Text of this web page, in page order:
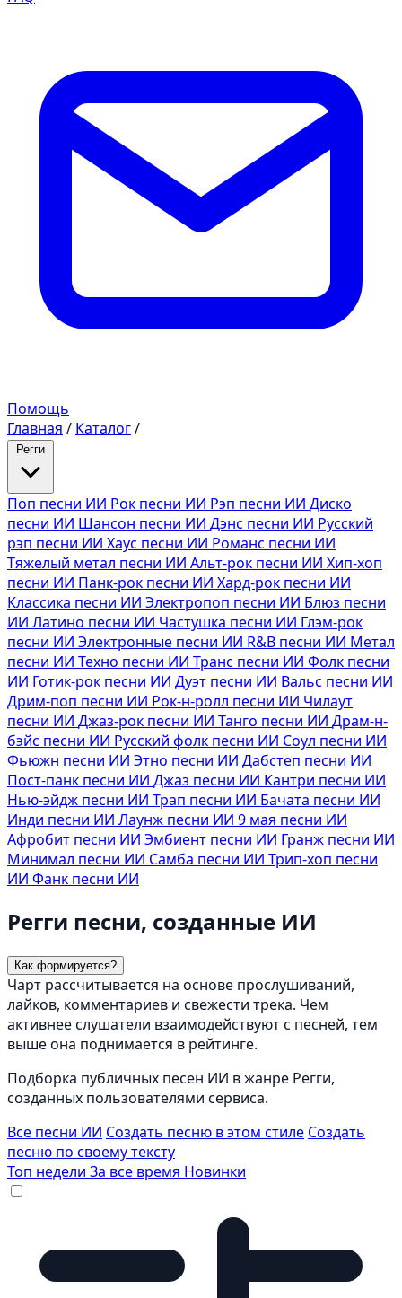
Помощь
Главная / Каталог/
Регги
Поп песни ИИ Рок песни ИИ Рэп песни ИИ Диско
песни ИИ Шансон песни ИИ Дэнс песни ИИ Русский
рэп песни ИИ Хаус песни ИИ Романс песни ИИ
Тяжелый метал песни ИИ Альт-рок песни ИИ Хип-хоп
песни ИИ Панк-рок песни ИИ Хард-рок песни ИИ
Классика песни ИИ Электропоп песни ИИ Блюз песни
ИИ Латино песни ИИ Частушка песни ИИ Глэм-рок
песни ИИ Электронные песни ИИ R&B песни ИИ Метал
песни ИИ Техно песни ИИ Транс песни ИИ Фолк песни
ИИ Готик-рок песни ИИ Дуэт песни ИИ Вальс песни ИИ
Дрим-поп песни ИИ Рок-н-ролл песни ИИ Чилаут
песни ИИ Джаз-рок песни ИИ Танго песни ИИ Драм-н-
бэйс песни ИИ Русский фолк песни ИИ Соул песни ИИ
Фьюжн песни ИИ Этно песни ИИ Дабстеп песни ИИ
Пост-панк песни ИИ Джаз песни ИИ Кантри песни ИИ
Нью-эйдж песни ИИ Трап песни ИИ Бачата песни ИИ
Инди песни ИИ Лаунж песни ИИ 9 мая песни ИИ
Афробит песни ИИ Эмбиент песни ИИ Гранж песни ИИ
Минимал песни ИИ Самба песни ИИ Трип-хоп песни
ИИ Фанк песни ИИ
Регги песни, созданные ИИ
Как формируется?
Чарт рассчитывается на основе прослушиваний,
лайков, комментариев и свежести трека. Чем
активнее слушатели взаимодействуют с песней, тем
выше она поднимается в рейтинге.
Подборка публичных песен ИИ в жанре Регги,
созданных пользователями сервиса.
Все песни ИИ Создать песню в этом стиле Создать
песню по своему тексту
Топ недели За все время Новинки